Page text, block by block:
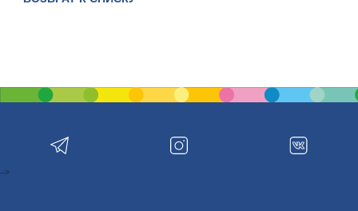
-->